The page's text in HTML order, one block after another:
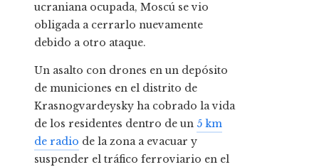
ucraniana ocupada, Moscú se vio
obligada a cerrarlo nuevamente
debido a otro ataque.
Un asalto con drones en un depósito
de municiones en el distrito de
Krasnogvardeysky ha cobrado la vida
de los residentes dentro de un 5 km
de radio de la zona a evacuar y
suspender el tráfico ferroviario en el